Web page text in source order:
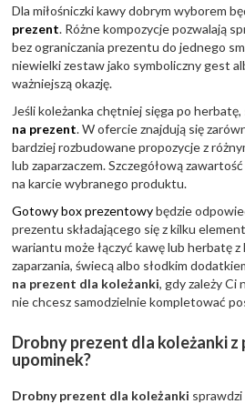
Dla miłośniczki kawy dobrym wyborem
prezent. Różne kompozycje pozwalają
bez ograniczania prezentu do jednego
niewielki zestaw jako symboliczny gest
ważniejszą okazję.
Jeśli koleżanka chętniej sięga po
na prezent. W ofercie znajdują się
bardziej rozbudowane propozycje z
lub zaparzaczem. Szczegółową
na karcie wybranego produktu.
Gotowy box prezentowybędzie
prezentu składającego się z kilku
wariantu może łączyć kawę lub herbatę
zaparzania, świecą albo słodkim
na prezent dla koleżanki, gdy zależy Ci
nie chcesz samodzielnie kompletować
Drobny prezent dla koleżanki z
upominek?
Drobny prezent dla koleżanki sprawdzi